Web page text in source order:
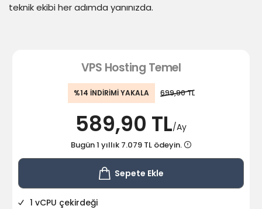
teknik ekibi her adımda yanınızda.
VPS Hosting Temel
%14 İNDİRİMİ YAKALA 699,90 TL
589,90 TL/Ay
Bugün 1 yıllık 7.079 TL ödeyin.
Sepete Ekle
1 vCPU çekirdeği